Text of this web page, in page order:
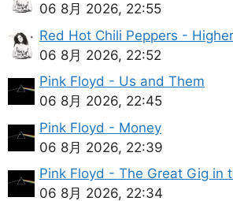
06 8月 2026, 22:55
Red Hot Chili Peppers -
06 8月 2026, 22:52
Pink Floyd - Us and Them
06 8月 2026, 22:45
Pink Floyd - Money
06 8月 2026, 22:39
Pink Floyd - The Great Gig in
06 8月 2026, 22:34